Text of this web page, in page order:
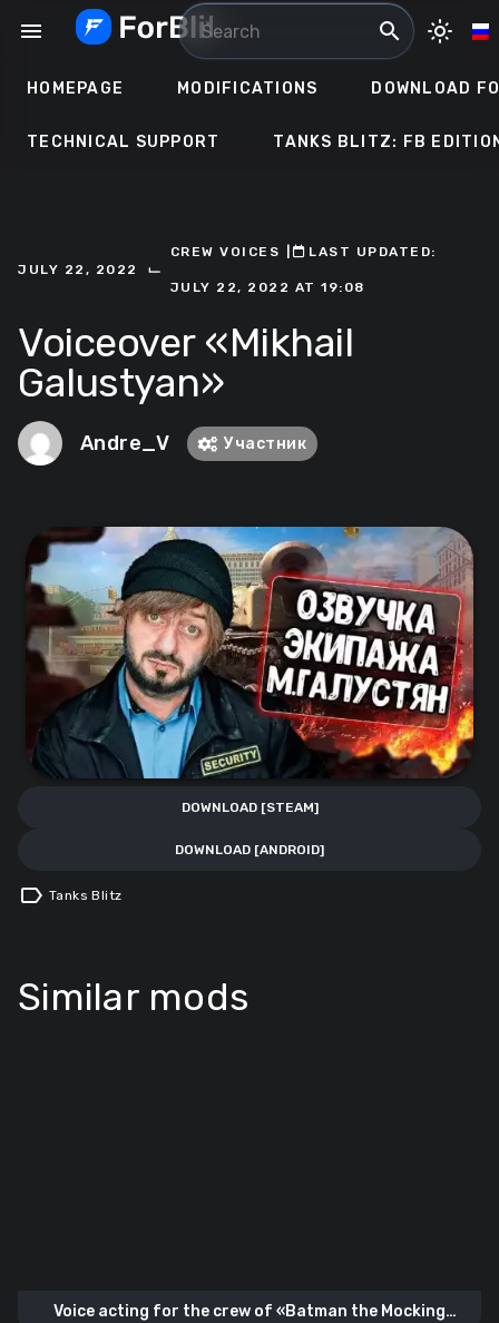
menu search light_mode
HOMEPAGE MODIFICATIONS DOWNLOAD
TECHNICAL SUPPORT TANKS BLITZ: FB
JULY 22, 2022 ⌙
CREW VOICES ㅤLAST UPDATED:
JULY 22, 2022 AT 19:08
Voiceover «Mikhail
Galustyan»
Andre_V Участник
DOWNLOAD [STEAM]
DOWNLOAD [ANDROID]
label Tanks Blitz
Similar mods
Voice acting for the crew of «Batman the Mocking